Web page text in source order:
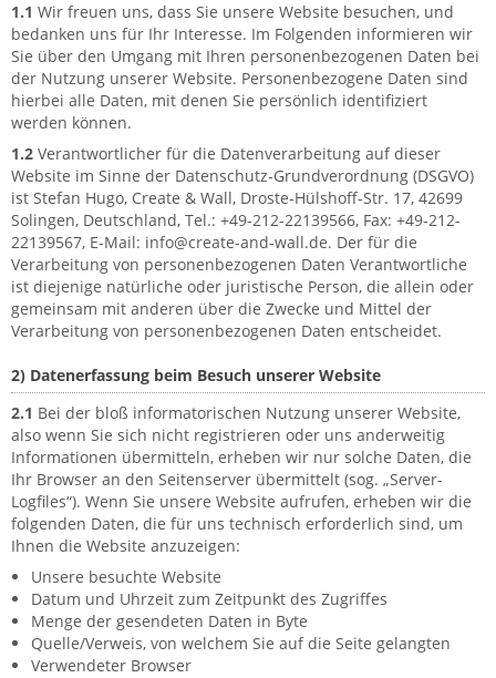
1.1 Wir freuen uns, dass Sie unsere Website besuchen, und
bedanken uns für Ihr Interesse. Im Folgenden informieren wir
Sie über den Umgang mit Ihren personenbezogenen Daten bei
der Nutzung unserer Website. Personenbezogene Daten sind
hierbei alle Daten, mit denen Sie persönlich identifiziert
werden können.
1.2 Verantwortlicher für die Datenverarbeitung auf dieser
Website im Sinne der Datenschutz-Grundverordnung (DSGVO)
ist Stefan Hugo, Create & Wall, Droste-Hülshoff-Str. 17, 42699
Solingen, Deutschland, Tel.: +49-212-22139566, Fax: +49-212-
22139567, E-Mail: info@create-and-wall.de. Der für die
Verarbeitung von personenbezogenen Daten Verantwortliche
ist diejenige natürliche oder juristische Person, die allein oder
gemeinsam mit anderen über die Zwecke und Mittel der
Verarbeitung von personenbezogenen Daten entscheidet.
2) Datenerfassung beim Besuch unserer Website
2.1 Bei der bloß informatorischen Nutzung unserer Website,
also wenn Sie sich nicht registrieren oder uns anderweitig
Informationen übermitteln, erheben wir nur solche Daten, die
Ihr Browser an den Seitenserver übermittelt (sog. „Server-
Logfiles“). Wenn Sie unsere Website aufrufen, erheben wir die
folgenden Daten, die für uns technisch erforderlich sind, um
Ihnen die Website anzuzeigen:
Unsere besuchte Website
Datum und Uhrzeit zum Zeitpunkt des Zugriffes
Menge der gesendeten Daten in Byte
Quelle/Verweis, von welchem Sie auf die Seite gelangten
Verwendeter Browser